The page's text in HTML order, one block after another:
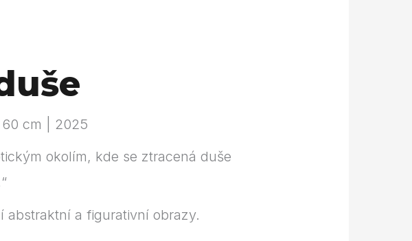
cm | 2025
okolím, kde se ztracená duše